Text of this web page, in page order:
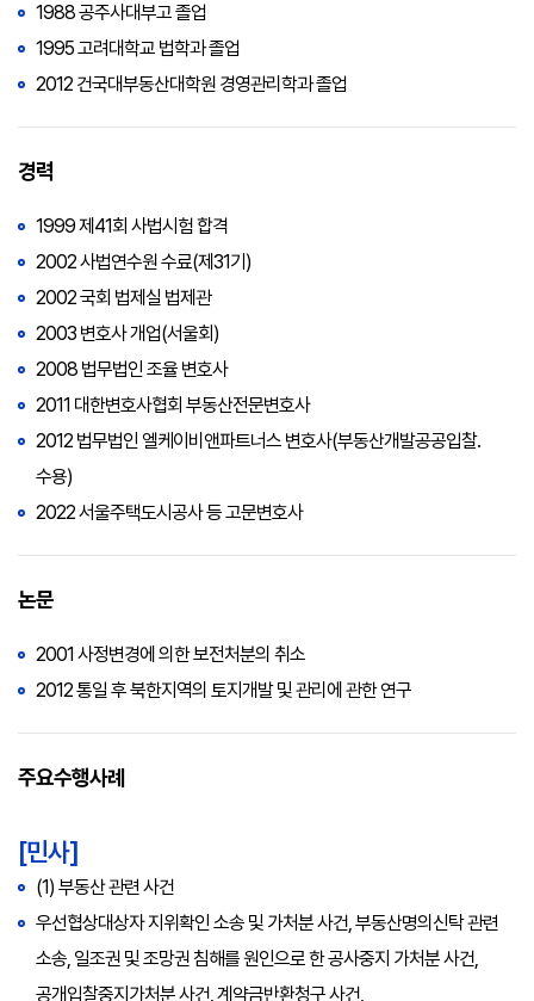
1988 공주사대부고 졸업
1995 고려대학교 법학과 졸업
2012 건국대부동산대학원 경영관리학과 졸업
경력
1999 제41회 사법시험 합격
2002 사법연수원 수료(제31기)
2002 국회 법제실 법제관
2003 변호사 개업(서울회)
2008 법무법인 조율 변호사
2011 대한변호사협회 부동산전문변호사
2012 법무법인 엘케이비앤파트너스 변호사(부동산개발공공입찰․
수용)
2022 서울주택도시공사 등 고문변호사
논문
2001 사정변경에 의한 보전처분의 취소
2012 통일 후 북한지역의 토지개발 및 관리에 관한 연구
주요수행사례
[민사]
(1) 부동산 관련 사건
우선협상대상자 지위확인 소송 및 가처분 사건, 부동산명의신탁 관련
소송, 일조권 및 조망권 침해를 원인으로 한 공사중지 가처분 사건,
공개입찰중지가처분 사건, 계약금반환청구 사건,